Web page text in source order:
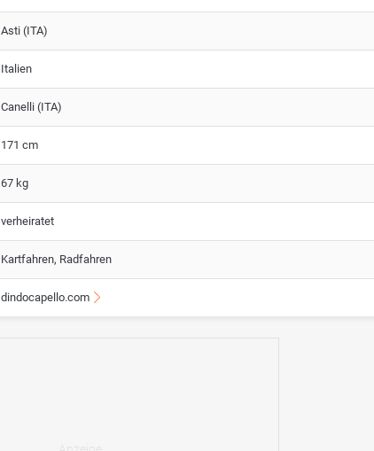
Asti (ITA)
Italien
Canelli (ITA)
171 cm
67 kg
verheiratet
Kartfahren, Radfahren
dindocapello.com